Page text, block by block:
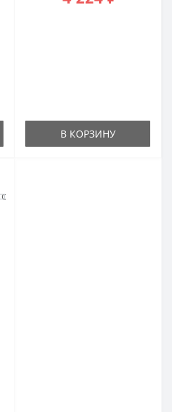
В КОРЗИНУ